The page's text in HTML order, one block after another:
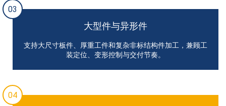
03
大型件与异形件
支持大尺寸板件、厚重工件和复杂非标结构件加工，兼顾工
装定位、变形控制与交付节奏。
04